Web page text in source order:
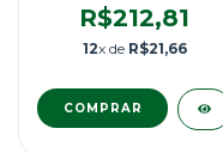
UNID.
R$212,81
12x de R$21,66